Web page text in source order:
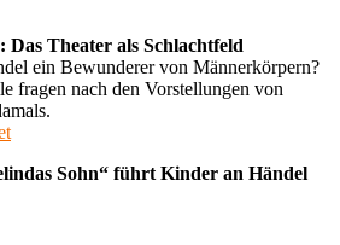
Das Theater als Schlachtfeld
ein Bewunderer von Männerkörpern?
fragen nach den Vorstellungen von
Sohn“ führt Kinder an Händel